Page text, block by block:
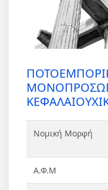
Νομική Μορφή
Α.Φ.Μ